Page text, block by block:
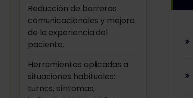
Reducción de barreras
comunicacionales y mejora
de la experiencia del
paciente.
Herramientas aplicadas a
situaciones habituales:
turnos, síntomas,